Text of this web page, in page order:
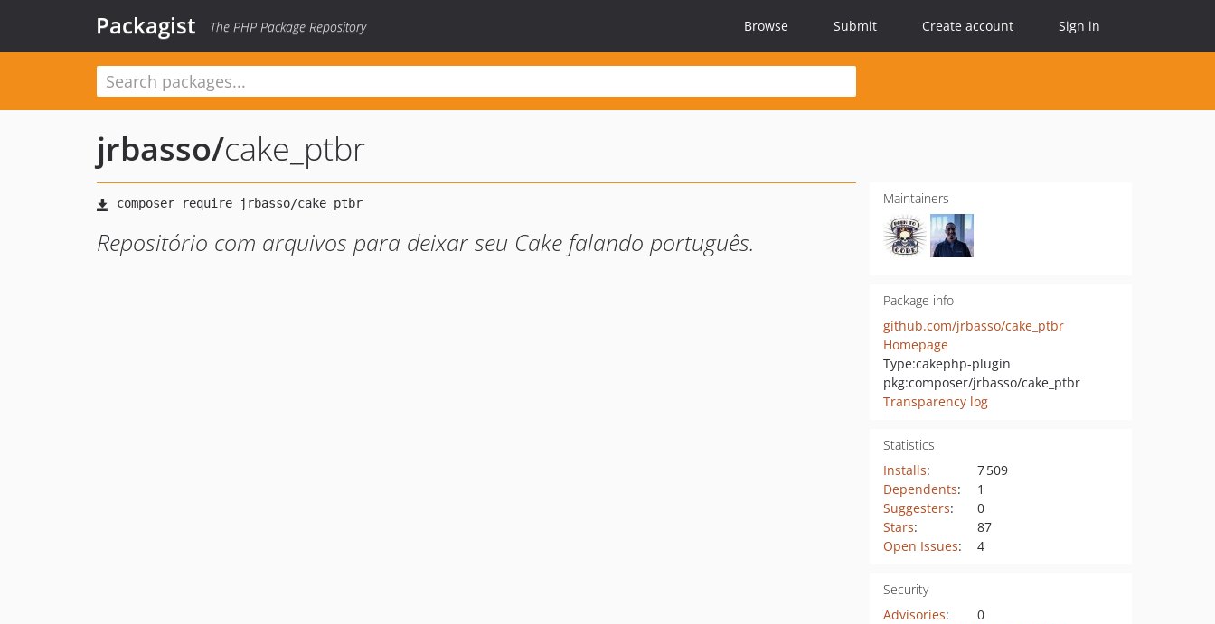
Packagist The PHP Package Repository Browse Submit Create account Sign in
jrbasso/cake_ptbr
Repositório com arquivos para deixar seu Cake falando português.
Maintainers
Package info
github.com/jrbasso/cake_ptbr
Homepage
Type:cakephp-plugin
pkg:composer/jrbasso/cake_ptbr
Transparency log
Statistics
Installs:
7 509
Dependents:
1
Suggesters:
0
Stars:
87
Open Issues: 4
Security
Advisories:
0